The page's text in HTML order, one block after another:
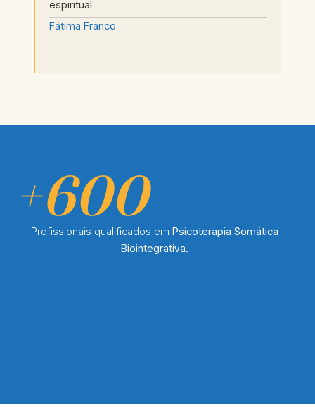
espiritual
Fátima Franco
+600
Profissionais qualificados emPsicoterapia Somática
Biointegrativa.